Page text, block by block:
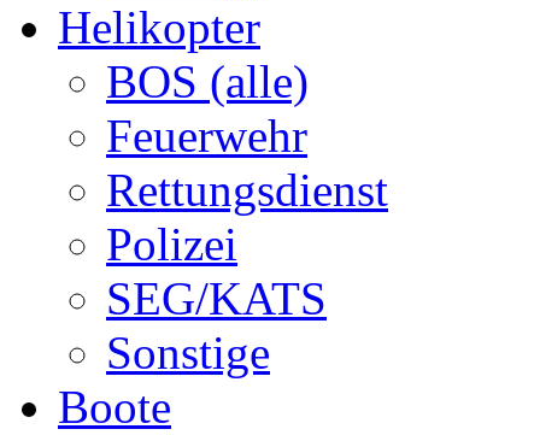
Helikopter
BOS (alle)
Feuerwehr
Rettungsdienst
Polizei
SEG/KATS
Sonstige
Boote